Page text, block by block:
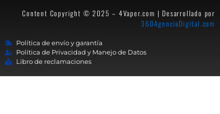
Content Copyright © 2025 – 4Vaper.com | Desarrollado por
360AgenciaDigital.com
Política de envío y garantía
Política de Privacidad y Manejo de Datos
Libro de reclamaciones